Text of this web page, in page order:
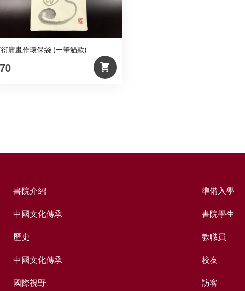
庸畫作環保袋 (一筆貓款)
書院介紹
中國文化傳承
歷史
中國文化傳承
國際視野
準備入學
書院學生
教職員
校友
訪客